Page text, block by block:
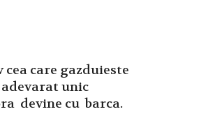
care gazduieste
unic
devine cu barca.